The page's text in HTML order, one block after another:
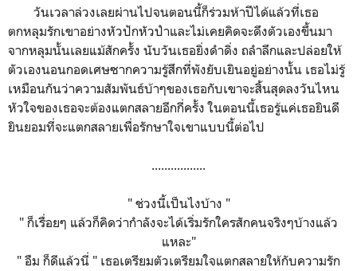
วันเวลาล่วงเลยผ่านไปจนตอนนี้ก็ร่วมห้าปีได้แล้วที่เธอ
ตกหลุมรักเขาอย่างหัวปักหัวปำและไม่เคยคิดจะดึงตัวเองขึ้นมา
จากหลุมนั้นเลยแม้สักครั้ง นับวันเธอยิ่งดำดิ่ง ถลำลึกและปล่อยให้
ตัวเองนอนกอดเศษซากความรู้สึกที่พังยับเยินอยู่อย่างนั้น เธอไม่รู้
เหมือนกันว่าความสัมพันธ์บ้าๆของเธอกับเขาจะสิ้นสุดลงวันไหน
หัวใจของเธอจะต้องแตกสลายอีกกี่ครั้ง ในตอนนี้เธอรู้แค่เธอยินดี
ยินยอมที่จะแตกสลายเพื่อรักษาใจเขาแบบนี้ต่อไป
.................
" ช่วงนี้เป็นไงบ้าง "
" ก็เรื่อยๆ แล้วก็คิดว่ากำลังจะได้เริ่มรักใครสักคนจริงๆบ้างแล้ว
แหละ"
" อืม ก็ดีแล้วนี่ " เธอเตรียมตัวเตรียมใจแตกสลายให้กับความรัก